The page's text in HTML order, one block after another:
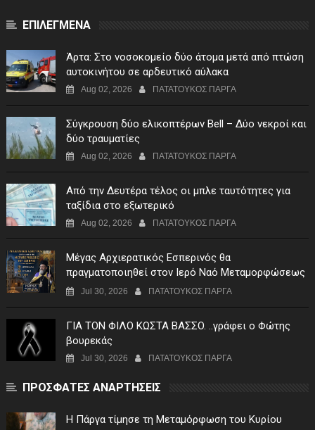
ΕΠΙΛΕΓΜΕΝΑ
Άρτα: Στο νοσοκομείο δύο άτομα μετά από πτώση
αυτοκινήτου σε αρδευτικό αύλακα
Aug 02, 2026 ΠΑΤΑΤΟΥΚΟΣ ΠΑΡΓΑ
Σύγκρουση δύο ελικοπτέρων Bell – Δύο νεκροί και
δύο τραυματίες
Aug 02, 2026 ΠΑΤΑΤΟΥΚΟΣ ΠΑΡΓΑ
Από την Δευτέρα τέλος οι μπλε ταυτότητες για
ταξίδια στο εξωτερικό
Aug 02, 2026 ΠΑΤΑΤΟΥΚΟΣ ΠΑΡΓΑ
Μέγας Αρχιερατικός Εσπερινός θα
πραγματοποιηθεί στον Ιερό Ναό Μεταμορφώσεως
του Σωτήρος Σταυροχωρίου στης 5 Αυγούστου
Jul 30, 2026 ΠΑΤΑΤΟΥΚΟΣ ΠΑΡΓΑ
ΓIA TON ΦIΛO KΩΣTA BAΣΣO. ..γράφει ο Φώτης
βουρεκάς
Jul 30, 2026 ΠΑΤΑΤΟΥΚΟΣ ΠΑΡΓΑ
ΠΡΟΣΦΑΤΕΣ ΑΝΑΡΤΗΣΕΙΣ
Η Πάργα τίμησε τη Μεταμόρφωση του Κυρίου